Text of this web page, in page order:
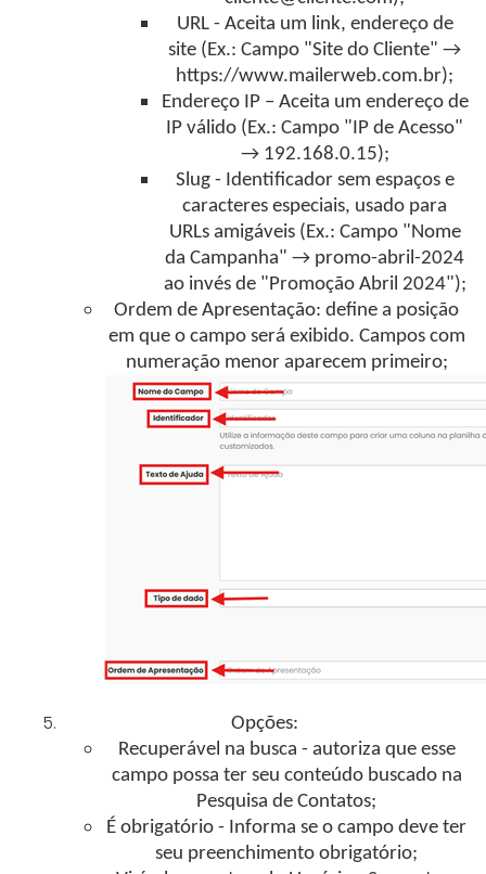
URL - Aceita um link, endereço de
site (Ex.: Campo "Site do Cliente" →
https://www.mailerweb.com.br);
Endereço IP – Aceita um endereço de
IP válido (Ex.: Campo "IP de Acesso"
→ 192.168.0.15);
Slug - Identificador sem espaços e
caracteres especiais, usado para
URLs amigáveis (Ex.: Campo "Nome
da Campanha" → promo-abril-2024
ao invés de "Promoção Abril 2024");
Ordem de Apresentação: define a posição
em que o campo será exibido. Campos com
numeração menor aparecem primeiro;
Opções:
Recuperável na busca - autoriza que esse
campo possa ter seu conteúdo buscado na
Pesquisa de Contatos;
É obrigatório - Informa se o campo deve ter
seu preenchimento obrigatório;